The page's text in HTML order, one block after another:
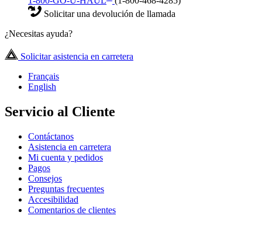
Solicitar una devolución de llamada
¿Necesitas ayuda?
Solicitar asistencia en carretera
Français
English
Servicio al Cliente
Contáctanos
Asistencia en carretera
Mi cuenta y pedidos
Pagos
Consejos
Preguntas frecuentes
Accesibilidad
Comentarios de clientes